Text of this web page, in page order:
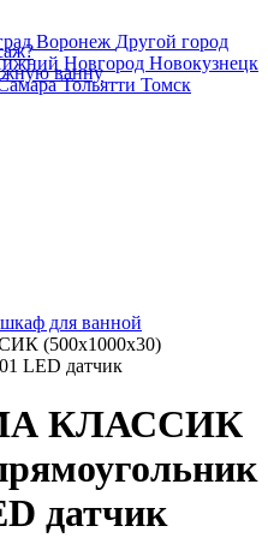
Воронеж Другой город
Новгород Новокузнецк
Тольятти Томск
ванну
для ванной
(500х1000х30)
LED датчик
КЛАССИК
датчик